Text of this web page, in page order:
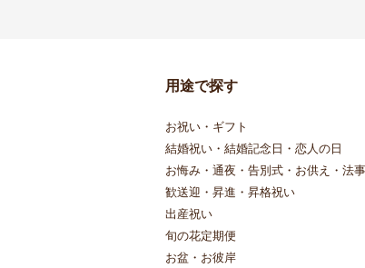
用途で探す
お祝い・ギフト
結婚祝い・結婚記念日・恋人の日
お悔み・通夜・告別式・お供え・法
歓送迎・昇進・昇格祝い
出産祝い
旬の花定期便
お盆・お彼岸